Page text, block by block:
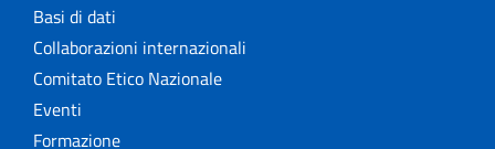
Basi di dati
Collaborazioni internazionali
Comitato Etico Nazionale
Eventi
Formazione